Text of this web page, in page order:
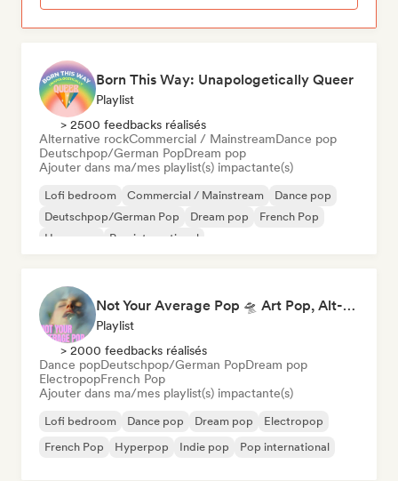
Born This Way: Unapologetically Queer
Playlist
> 2500 feedbacks réalisés
Alternative rockCommercial / MainstreamDance pop
Deutschpop/German PopDream pop
Ajouter dans ma/mes playlist(s) impactante(s)
Lofi bedroom Commercial / Mainstream
Dance pop
Deutschpop/German Pop
Dream pop
French Pop
Hyperpop
Pop international
Not Your Average Pop 🛸 Art Pop, Alt-Pop & Indie Pop
Playlist
> 2000 feedbacks réalisés
Dance popDeutschpop/German PopDream pop
ElectropopFrench Pop
Ajouter dans ma/mes playlist(s) impactante(s)
Lofi bedroom Dance pop Dream pop
Electropop
French Pop
Hyperpop Indie pop Pop international